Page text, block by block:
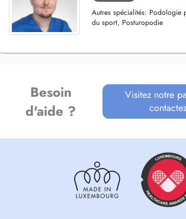
Autres spécialités: Podologie
du sport, Posturopodie
Besoin
d'aide ?
Visitez notre